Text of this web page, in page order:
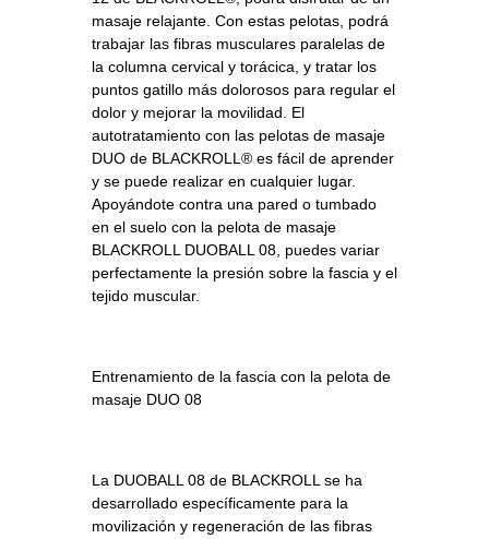
masaje relajante. Con estas pelotas, podrá
trabajar las fibras musculares paralelas de
la columna cervical y torácica, y tratar los
puntos gatillo más dolorosos para regular el
dolor y mejorar la movilidad. El
autotratamiento con las pelotas de masaje
DUO de BLACKROLL® es fácil de aprender
y se puede realizar en cualquier lugar.
Apoyándote contra una pared o tumbado
en el suelo con la pelota de masaje
BLACKROLL DUOBALL 08, puedes variar
perfectamente la presión sobre la fascia y el
tejido muscular.
Entrenamiento de la fascia con la pelota de
masaje DUO 08
La DUOBALL 08 de BLACKROLL se ha
desarrollado específicamente para la
movilización y regeneración de las fibras